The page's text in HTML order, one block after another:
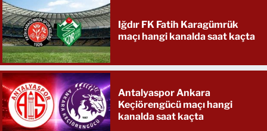
Iğdır FK Fatih Karagümrük
maçı hangi kanalda saat kaçta
Antalyaspor Ankara
Keçiörengücü maçı hangi
kanalda saat kaçta